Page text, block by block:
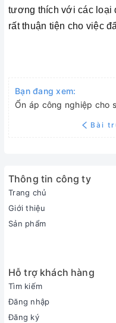
tương thích với các loại
rất thuận tiện cho việc
Bạn đang xem:
Ổn áp công nghiệp cho
Bài
Thông tin công ty
Trang chủ
Giới thiệu
Sản phẩm
Hỗ trợ khách hàng
Tìm kiếm
Đăng nhập
Đăng ký